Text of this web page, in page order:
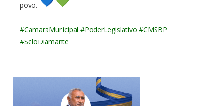
povo.
#CamaraMunicipal #PoderLegislativo #CMSBP
#SeloDiamante